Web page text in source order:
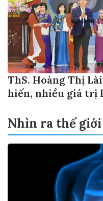
ThS. Hoàng Thị
hiến, nhiều giá trị
Nhìn ra thế giới